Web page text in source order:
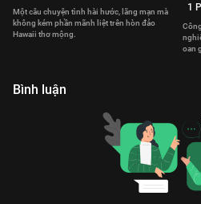
Một câu chuyện tình hài hước, lãng mạn mà
không kém phần mãnh liệt trên hòn đảo
Hawaii thơ mộng.
1
oan
Bình luận